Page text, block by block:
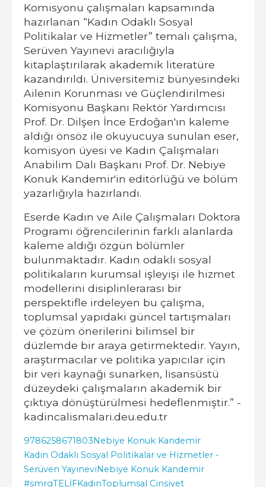
Komisyonu çalışmaları kapsamında
hazırlanan “Kadın Odaklı Sosyal
Politikalar ve Hizmetler” temalı çalışma,
Serüven Yayınevi aracılığıyla
kitaplaştırılarak akademik literatüre
kazandırıldı. Üniversitemiz bünyesindeki
Ailenin Korunması ve Güçlendirilmesi
Komisyonu Başkanı Rektör Yardımcısı
Prof. Dr. Dilşen İnce Erdoğan'ın kaleme
aldığı önsöz ile okuyucuya sunulan eser,
komisyon üyesi ve Kadın Çalışmaları
Anabilim Dalı Başkanı Prof. Dr. Nebiye
Konuk Kandemir'in editörlüğü ve bölüm
yazarlığıyla hazırlandı.
Eserde Kadın ve Aile Çalışmaları Doktora
Programı öğrencilerinin farklı alanlarda
kaleme aldığı özgün bölümler
bulunmaktadır. Kadın odaklı sosyal
politikaların kurumsal işleyişi ile hizmet
modellerini disiplinlerarası bir
perspektifle irdeleyen bu çalışma,
toplumsal yapıdaki güncel tartışmaları
ve çözüm önerilerini bilimsel bir
düzlemde bir araya getirmektedir. Yayın,
araştırmacılar ve politika yapıcılar için
bir veri kaynağı sunarken, lisansüstü
düzeydeki çalışmaların akademik bir
çıktıya dönüştürülmesi hedeflenmiştir.” -
kadincalismalari.deu.edu.tr
9786258671803Nebiye Konuk Kandemir
Kadın Odaklı Sosyal Politikalar ve Hizmetler -
Serüven YayıneviNebiye Konuk Kandemir
#smrgTELİFKadınToplumsal Cinsiyet